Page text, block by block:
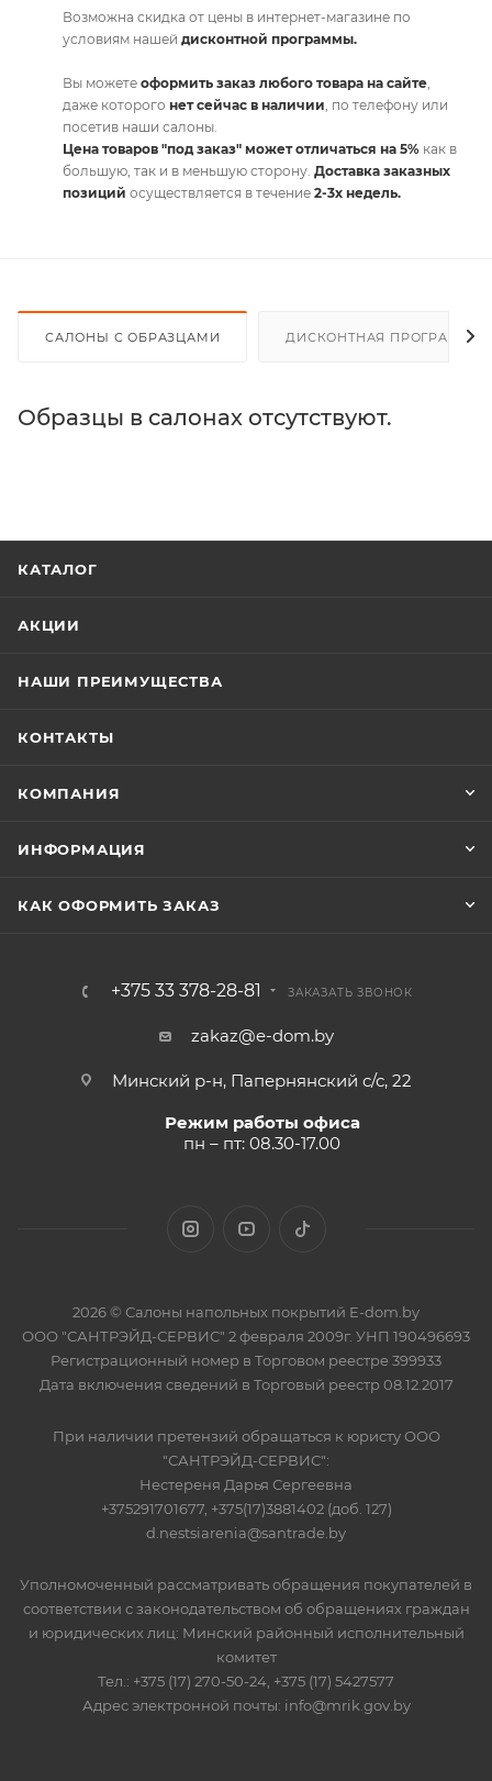
Возможна скидка от цены в интернет-магазине по
условиям нашей дисконтной программы.
Вы можете оформить заказ любого товара на сайте,
даже которого нет сейчас в наличии, по телефону или
посетив наши салоны.
Цена товаров "под заказ" может отличаться на 5% как в
большую, так и в меньшую сторону. Доставка заказных
позиций осуществляется в течение 2-3х недель.
САЛОНЫ С ОБРАЗЦАМИ ДИСКОНТНАЯ ПРОГРАММА
Образцы в салонах отсутствуют.
КАТАЛОГ
АКЦИИ
НАШИ ПРЕИМУЩЕСТВА
КОНТАКТЫ
КОМПАНИЯ
ИНФОРМАЦИЯ
КАК ОФОРМИТЬ ЗАКАЗ
+375 33 378-28-81 ЗАКАЗАТЬ ЗВОНОК
zakaz@e-dom.by
Минский р-н, Папернянский с/с, 22
Режим работы офиса
пн – пт: 08.30-17.00
2026 © Салоны напольных покрытий E-dom.by
ООО "САНТРЭЙД-СЕРВИС" 2 февраля 2009г. УНП 190496693
Регистрационный номер в Торговом реестре 399933
Дата включения сведений в Торговый реестр 08.12.2017
При наличии претензий обращаться к юристу ООО
"САНТРЭЙД-СЕРВИС":
Нестереня Дарья Сергеевна
+375291701677, +375(17)3881402 (доб. 127)
d.nestsiarenia@santrade.by
Уполномоченный рассматривать обращения покупателей в
соответствии с законодательством об обращениях граждан
и юридических лиц: Минский районный исполнительный
комитет
Тел.: +375 (17) 270-50-24, +375 (17) 5427577
Адрес электронной почты: info@mrik.gov.by